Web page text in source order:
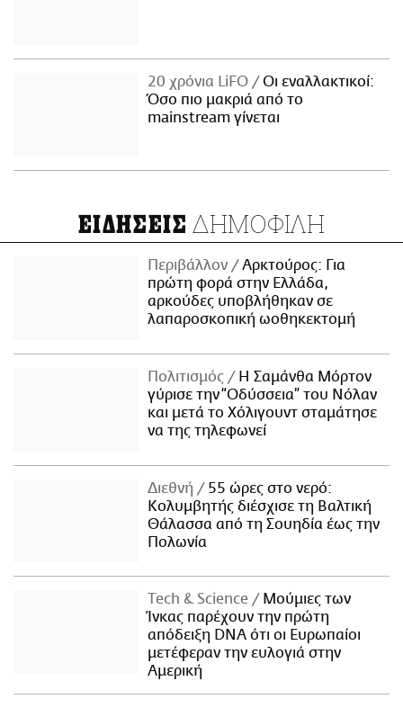
20 χρόνια LiFO
Οι εναλλακτικοί:
Όσο πιο μακριά από το
mainstream γίνεται
ΕΙΔΗΣΕΙΣ ΔΗΜΟΦΙΛΗ
Περιβάλλον
Αρκτούρος: Για
πρώτη φορά στην Ελλάδα,
αρκούδες υποβλήθηκαν σε
λαπαροσκοπική ωοθηκεκτομή
Πολιτισμός
Η Σαμάνθα Μόρτον
γύρισε την “Οδύσσεια” του Νόλαν
και μετά το Χόλιγουντ σταμάτησε
να της τηλεφωνεί
Διεθνή
55 ώρες στο νερό:
Κολυμβητής διέσχισε τη Βαλτική
Θάλασσα από τη Σουηδία έως την
Πολωνία
Τech & Science
Μούμιες των
Ίνκας παρέχουν την πρώτη
απόδειξη DNA ότι οι Ευρωπαίοι
μετέφεραν την ευλογιά στην
Αμερική